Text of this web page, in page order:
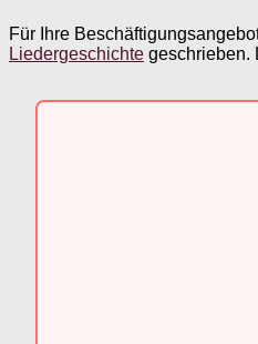
Für Ihre
Liedergeschichte geschrieben.